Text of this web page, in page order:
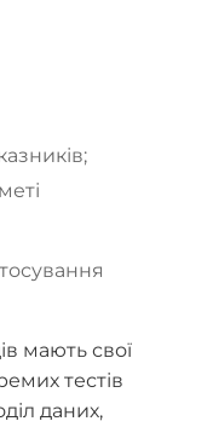
мають свої
тестів
даних,